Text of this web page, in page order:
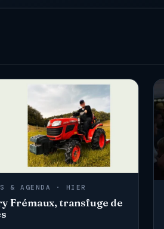
& AGENDA · HIER
Frémaux, transfuge de